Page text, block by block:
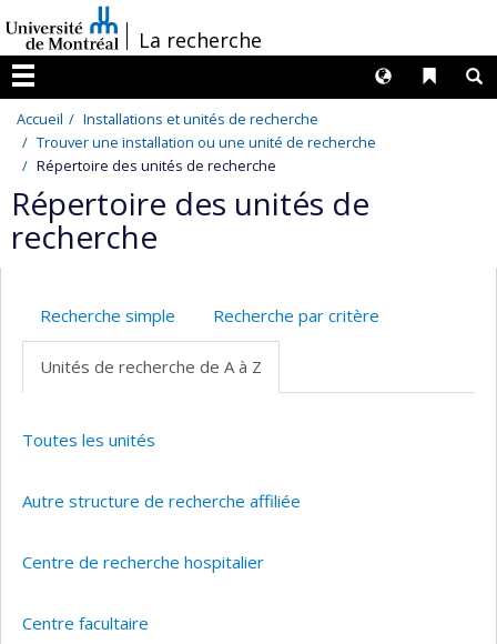
au
contenu
/La recherche
Menu
Liens
Langues
Accueil
Installations et unités de recherche
Trouver une installation ou une unité de recherche
Répertoire des unités de recherche
Répertoire des unités de
recherche
Recherche simple Recherche par critère
Unités de recherche de A à Z
Toutes les unités
Autre structure de recherche affiliée
Centre de recherche hospitalier
Centre facultaire